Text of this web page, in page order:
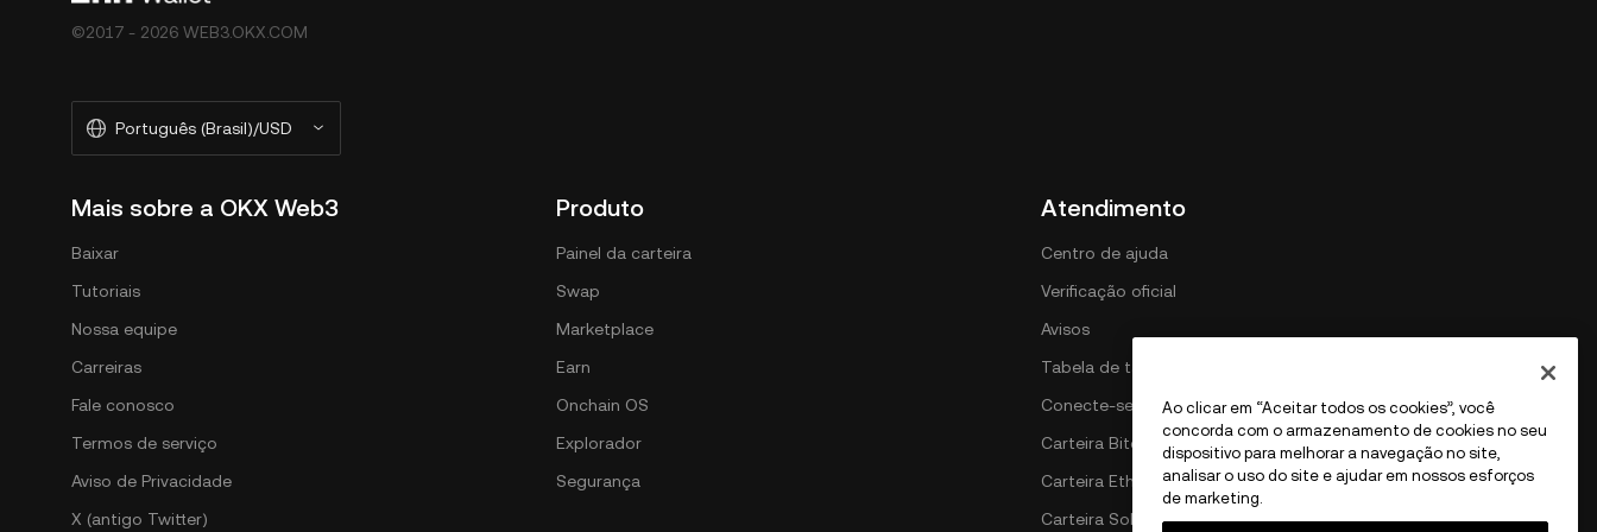
©2017 - 2026 WEB3.OKX.COM
Português (Brasil)/USD
Mais sobre a OKX Web3
Baixar
Tutoriais
Nossa equipe
Carreiras
Fale conosco
Termos de serviço
Aviso de Privacidade
X (antigo Twitter)
Produto
Painel da carteira
Swap
Marketplace
Earn
Onchain OS
Explorador
Segurança
Atendimento
Centro de ajuda
Verificação oficial
Avisos
Tabela de tarifas DEX
Conecte-se com a OKX
Carteira Bitcoin
Carteira Ethereum
Carteira Solana
Ao clicar em “Aceitar todos os cookies”, você
concorda com o armazenamento de cookies no seu
dispositivo para melhorar a navegação no site,
analisar o uso do site e ajudar em nossos esforços
de marketing.